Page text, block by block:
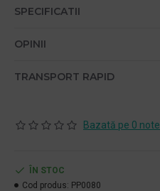
SPECIFICATII
OPINII
TRANSPORT RAPID
Bazată pe 0 note.
ÎN STOC
Cod produs: PP0080